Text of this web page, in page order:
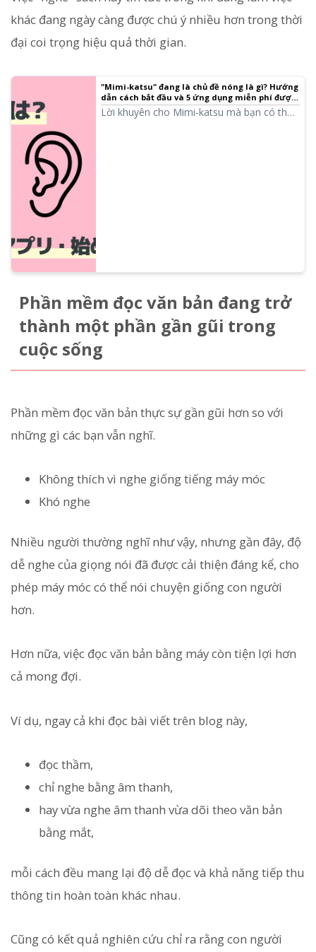
khác đang ngày càng được chú ý nhiều hơn trong thời
đại coi trọng hiệu quả thời gian.
"Mimi-katsu" đang là chủ đề nóng là gì? Hướng
dẫn cách bắt đầu và 5 ứng dụng miễn phí được
đề xuất
Lời khuyên cho Mimi-katsu mà bạn có thể
Phần mềm đọc văn bản đang trở
thành một phần gần gũi trong
cuộc sống
Phần mềm đọc văn bản thực sự gần gũi hơn so với
những gì các bạn vẫn nghĩ.
Không thích vì nghe giống tiếng máy móc
Khó nghe
Nhiều người thường nghĩ như vậy, nhưng gần đây, độ
dễ nghe của giọng nói đã được cải thiện đáng kể, cho
phép máy móc có thể nói chuyện giống con người
hơn.
Hơn nữa, việc đọc văn bản bằng máy còn tiện lợi hơn
cả mong đợi.
Ví dụ, ngay cả khi đọc bài viết trên blog này,
đọc thầm,
chỉ nghe bằng âm thanh,
hay vừa nghe âm thanh vừa dõi theo văn bản
bằng mắt,
mỗi cách đều mang lại độ dễ đọc và khả năng tiếp thu
thông tin hoàn toàn khác nhau.
Cũng có kết quả nghiên cứu chỉ ra rằng con người